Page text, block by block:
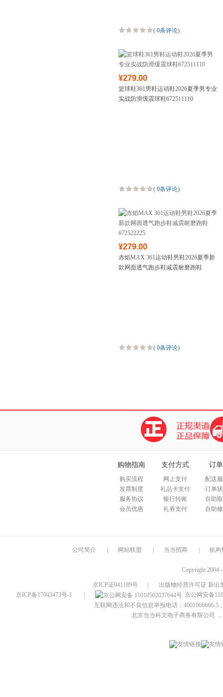
( 0条评论)
¥279.00
篮球鞋361男鞋运动鞋2026夏季男专业
实战防滑缓震球鞋672511110
( 0条评论)
¥279.00
赤焰MAX 361运动鞋男鞋2026夏季新
款网面透气跑步鞋减震耐磨跑鞋
( 0条评论)
购物指南
购买流程
发票制度
服务协议
会员优惠
支付方式
网上支付
礼品卡支付
银行转账
礼券支付
订
配送
订单
自助
自助
公司简介 网站联盟 当当招商 机构
Copyright 2004
京ICP证041189号
出版物经营许可证 新出
京ICP备17043473号-1
京公网安备
互联网违法和不良信息举报电话：4001066666-5
北京当当科文电子商务有限公司